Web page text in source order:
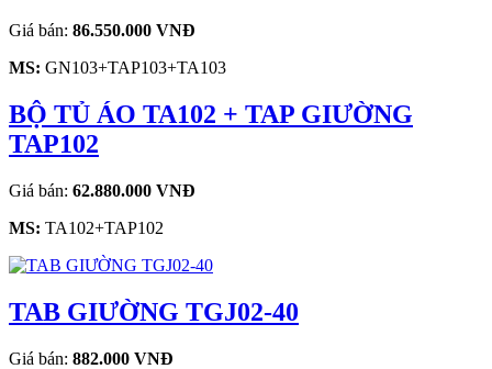
Giá bán: 86.550.000 VNĐ
MS: GN103+TAP103+TA103
BỘ TỦ ÁO TA102 + TAP GIƯỜNG
TAP102
Giá bán: 62.880.000 VNĐ
MS: TA102+TAP102
TAB GIƯỜNG TGJ02-40
Giá bán: 882.000 VNĐ